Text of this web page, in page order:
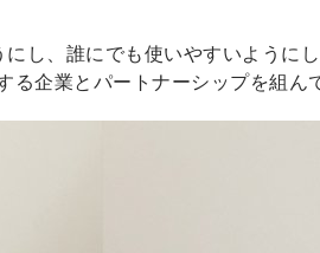
し、誰にでも使いやすいように
企業とパートナーシップを組ん